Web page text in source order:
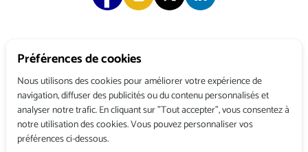
Préférences de cookies
Nous utilisons des cookies pour améliorer votre expérience de
navigation, diffuser des publicités ou du contenu personnalisés et
analyser notre trafic. En cliquant sur "Tout accepter", vous consentez à
notre utilisation des cookies. Vous pouvez personnaliser vos
préférences ci-dessous.
Copyright © 2026 Choose & Work. Tous droits réservés.
Tél: +33 (0) 1 80 522 522
Belgique : 156, avenue de Floréal – 1180 BRUXELLES